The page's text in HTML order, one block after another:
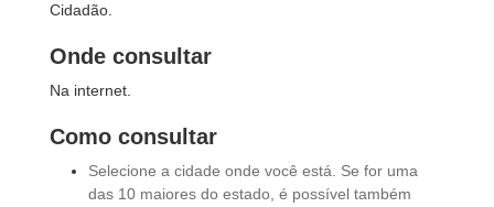
Cidadão.
Onde consultar
Na internet.
Como consultar
Selecione a cidade onde você está. Se for uma
das 10 maiores do estado, é possível também